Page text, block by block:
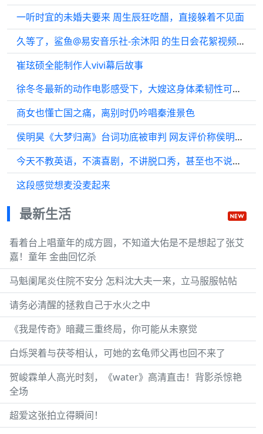
一听时宜的未婚夫要来 周生辰狂吃醋，直接躲着不见面
久等了，鲨鱼@易安音乐社-余沐阳 的生日会花絮视频来了，超长版哦！
崔玹硕全能制作人vivi幕后故事
徐冬冬最新的动作电影感受下，大嫂这身体柔韧性可真不是盖的
商女也懂亡国之痛，离别时仍吟唱秦淮景色
侯明昊《大梦归离》台词功底被审判 网友评价称侯明昊台词断断续续…
今天不教英语，不演喜剧，不讲脱口秀，甚至也不说交通…
这段感觉想麦没麦起来
最新生活
看着台上唱童年的成方圆，不知道大佑是不是想起了张艾
嘉！童年 金曲回忆杀
马魁阑尾炎住院不安分 怎料沈大夫一来，立马服服帖帖
请务必清醒的拯救自己于水火之中
《我是传奇》暗藏三重终局，你可能从未察觉
白烁哭着与茯苓相认，可她的玄龟师父再也回不来了
贺峻霖单人高光时刻，《water》高清直击！背影杀惊艳
全场
超爱这张拍立得瞬间！